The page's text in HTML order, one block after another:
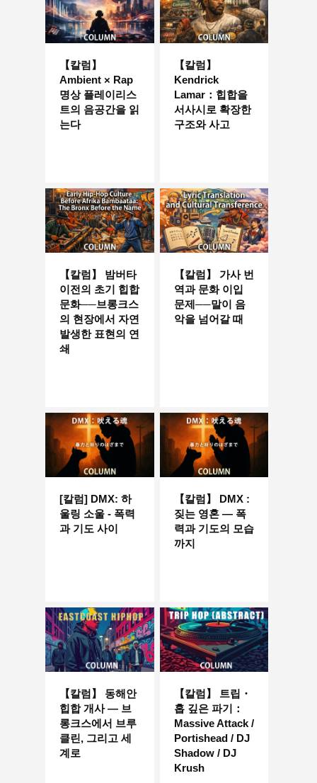
【칼럼】
Ambient × Rap
명상 플레이리스
트의 음공간을 읽
는다
【칼럼】
Kendrick
Lamar：힙합을
서사시로 확장한
구조와 사고
【칼럼】 밤버타
이전의 초기 힙합
문화──브롱크스
의 현장에서 자연
발생한 표현의 연
쇄
【칼럼】 가사 번
역과 문화 이입
문제──말이 음
악을 넘어갈 때
[칼럼] DMX: 하
울링 소울 - 폭력
과 기도 사이
【칼럼】 DMX :
짖는 영혼 ― 폭
력과 기도의 모습
까지
【칼럼】 동해안
힙합 개사 — 브
롱크스에서 브루
클린, 그리고 세
계로
【칼럼】 트립・
홉 깊은 파기：
Massive Attack /
Portishead / DJ
Shadow / DJ
Krush